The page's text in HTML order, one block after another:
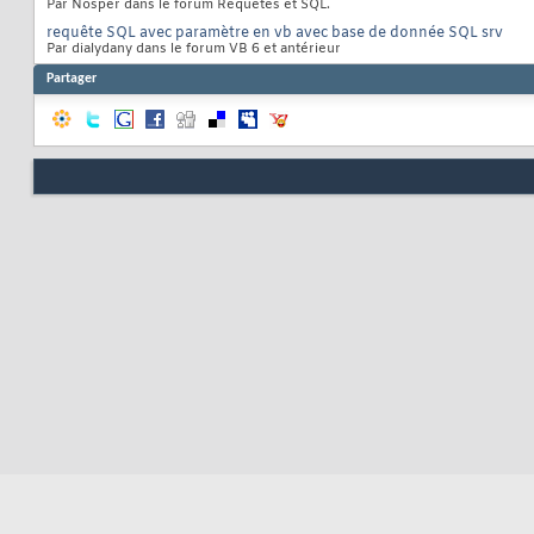
Par Nosper dans le forum Requêtes et SQL.
requête SQL avec paramètre en vb avec base de donnée SQL srv
Par dialydany dans le forum VB 6 et antérieur
Partager